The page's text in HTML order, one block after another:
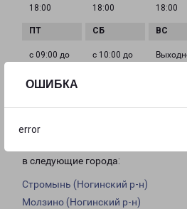
ОШИБКА
error
18:00 18:00 18:00
с 09:00 до
с 10:00 до
Доставка из Ногинска
в следующие города:
Стромынь (Ногинский р-н)
Молзино (Ногинский р-н)